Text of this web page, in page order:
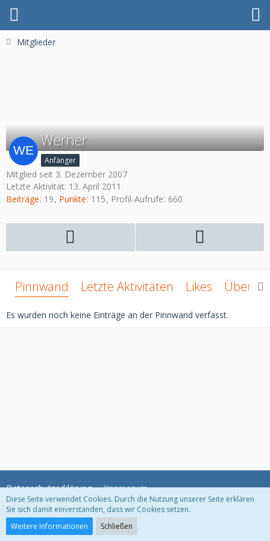
Mitglieder
Werner
Anfänger
Mitglied seit 3. Dezember 2007
Letzte Aktivität: 13. April 2011
Beiträge 19 Punkte 115 Profil-Aufrufe 660
Pinnwand Letzte Aktivitäten Likes Über
Es wurden noch keine Einträge an der Pinnwand verfasst.
Datenschutzerklärung Impressum
Community-Software:
Diese Seite verwendet Cookies. Durch die Nutzung unserer Seite erklären
Sie sich damit einverstanden, dass wir Cookies setzen.
Weitere Informationen
Schließen